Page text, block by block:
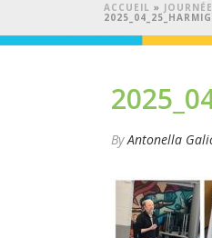
ACCUEIL »
ByAntonella